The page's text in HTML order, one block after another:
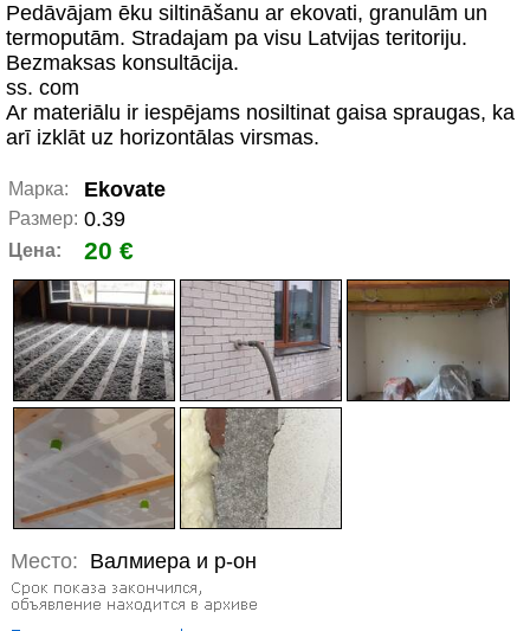
Pedāvājam ēku siltināšanu ar ekovati, granulām un
termoputām. Stradajam pa visu Latvijas teritoriju.
Bezmaksas konsultācija.
ss. com
Ar materiālu ir iespējams nosiltinat gaisa spraugas, ka
arī izklāt uz horizontālas virsmas.
Марка: Ekovate
Размер: 0.39
Цена: 20 €
Место: Валмиера и р-он